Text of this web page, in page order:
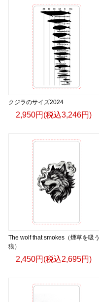
クジラのサイズ2024
2,950円(税込3,246円)
The wolf that smokes（煙草を吸う
狼）
2,450円(税込2,695円)